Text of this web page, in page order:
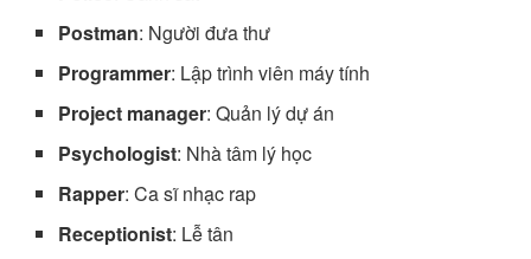
Postman: Người đưa thư
Programmer: Lập trình viên máy tính
Project manager: Quản lý dự án
Psychologist: Nhà tâm lý học
Rapper: Ca sĩ nhạc rap
Receptionist: Lễ tân